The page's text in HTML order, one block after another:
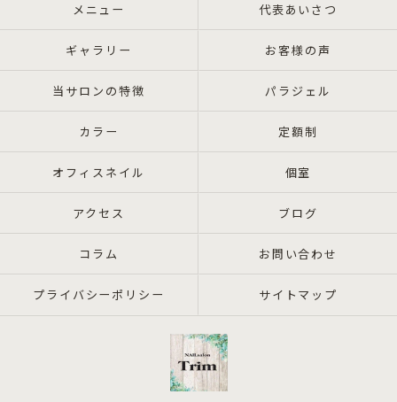
メニュー 代表あいさつ
ギャラリー お客様の声
当サロンの特徴 パラジェル
カラー 定額制
オフィスネイル 個室
アクセス ブログ
コラム お問い合わせ
プライバシーポリシー サイトマップ